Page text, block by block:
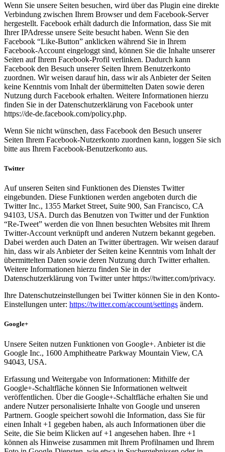
Wenn Sie unsere Seiten besuchen, wird über das Plugin eine direkte
Verbindung zwischen Ihrem Browser und dem Facebook-Server
hergestellt. Facebook erhält dadurch die Information, dass Sie mit
Ihrer IPAdresse unsere Seite besucht haben. Wenn Sie den
Facebook “Like-Button” anklicken während Sie in Ihrem
Facebook-Account eingeloggt sind, können Sie die Inhalte unserer
Seiten auf Ihrem Facebook-Profil verlinken. Dadurch kann
Facebook den Besuch unserer Seiten Ihrem Benutzerkonto
zuordnen. Wir weisen darauf hin, dass wir als Anbieter der Seiten
keine Kenntnis vom Inhalt der übermittelten Daten sowie deren
Nutzung durch Facebook erhalten. Weitere Informationen hierzu
finden Sie in der Datenschutzerklärung von Facebook unter
https://de-de.facebook.com/policy.php.
Wenn Sie nicht wünschen, dass Facebook den Besuch unserer
Seiten Ihrem Facebook-Nutzerkonto zuordnen kann, loggen Sie sich
bitte aus Ihrem Facebook-Benutzerkonto aus.
Twitter
Auf unseren Seiten sind Funktionen des Dienstes Twitter
eingebunden. Diese Funktionen werden angeboten durch die
Twitter Inc., 1355 Market Street, Suite 900, San Francisco, CA
94103, USA. Durch das Benutzen von Twitter und der Funktion
“Re-Tweet” werden die von Ihnen besuchten Websites mit Ihrem
Twitter-Account verknüpft und anderen Nutzern bekannt gegeben.
Dabei werden auch Daten an Twitter übertragen. Wir weisen darauf
hin, dass wir als Anbieter der Seiten keine Kenntnis vom Inhalt der
übermittelten Daten sowie deren Nutzung durch Twitter erhalten.
Weitere Informationen hierzu finden Sie in der
Datenschutzerklärung von Twitter unter https://twitter.com/privacy.
Ihre Datenschutzeinstellungen bei Twitter können Sie in den Konto-
Einstellungen unter: https://twitter.com/account/settings ändern.
Google+
Unsere Seiten nutzen Funktionen von Google+. Anbieter ist die
Google Inc., 1600 Amphitheatre Parkway Mountain View, CA
94043, USA.
Erfassung und Weitergabe von Informationen: Mithilfe der
Google+-Schaltfläche können Sie Informationen weltweit
veröffentlichen. Über die Google+-Schaltfläche erhalten Sie und
andere Nutzer personalisierte Inhalte von Google und unseren
Partnern. Google speichert sowohl die Information, dass Sie für
einen Inhalt +1 gegeben haben, als auch Informationen über die
Seite, die Sie beim Klicken auf +1 angesehen haben. Ihre +1
können als Hinweise zusammen mit Ihrem Profilnamen und Ihrem